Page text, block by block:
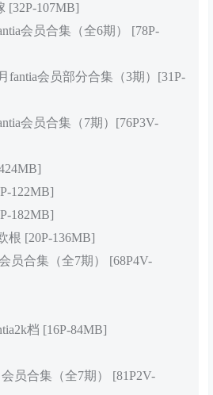
[32P-107MB]
会员合集（全6期） [78P-
fantia会员部分合集（3期）[31P-
会员合集（7期）[76P3V-
122MB]
182MB]
根 [20P-136MB]
员合集（全7期） [68P4V-
档 [16P-84MB]
会员合集（全7期） [81P2V-